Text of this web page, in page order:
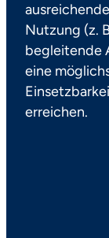
Nutzung (z.
begleitende
eine
erreichen.